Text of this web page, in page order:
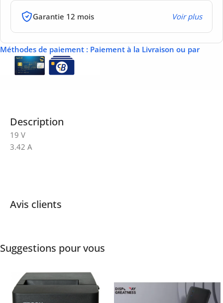
Garantie 12 mois Voir plus
Méthodes de paiement : Paiement à la Livraison ou par
Description
19 V
3.42 A
Avis clients
Suggestions pour vous